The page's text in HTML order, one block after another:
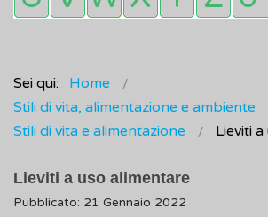
Sei qui:
Home
Stili di vita, alimentazione e ambiente
Stili di vita e alimentazione
Lieviti
Lieviti a uso alimentare
Pubblicato: 21 Gennaio 2022